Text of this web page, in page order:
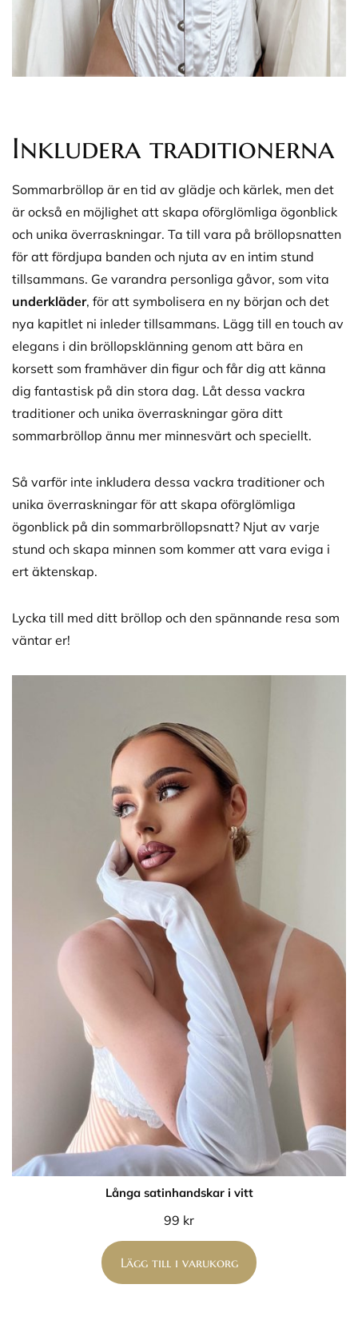
Inkludera traditionerna
Sommarbröllop är en tid av glädje och kärlek, men det
är också en möjlighet att skapa oförglömliga ögonblick
och unika överraskningar. Ta till vara på bröllopsnatten
för att fördjupa banden och njuta av en intim stund
tillsammans. Ge varandra personliga gåvor, som vita
underkläder, för att symbolisera en ny början och det
nya kapitlet ni inleder tillsammans. Lägg till en touch av
elegans i din bröllopsklänning genom att bära en
korsett som framhäver din figur och får dig att känna
dig fantastisk på din stora dag. Låt dessa vackra
traditioner och unika överraskningar göra ditt
sommarbröllop ännu mer minnesvärt och speciellt.
Så varför inte inkludera dessa vackra traditioner och
unika överraskningar för att skapa oförglömliga
ögonblick på din sommarbröllopsnatt? Njut av varje
stund och skapa minnen som kommer att vara eviga i
ert äktenskap.
Lycka till med ditt bröllop och den spännande resa som
väntar er!
Långa satinhandskar i vitt
99 kr
Lägg till i varukorg